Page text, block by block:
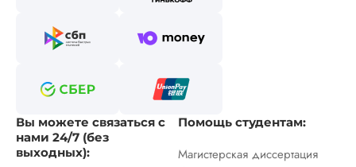
Вы можете связаться с
нами 24/7 (без
выходных):
Помощь студентам:
Магистерская диссертация